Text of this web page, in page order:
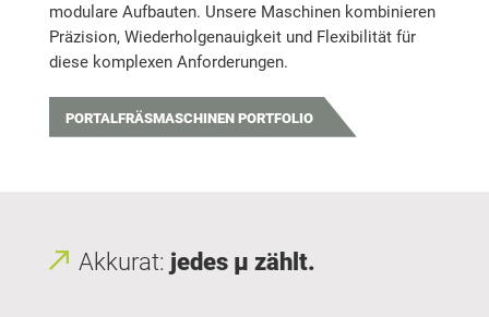
modulare Aufbauten. Unsere Maschinen kombinieren
Präzision, Wiederholgenauigkeit und Flexibilität für
diese komplexen Anforderungen.
PORTALFRÄSMASCHINEN PORTFOLIO
Akkurat: jedes μ zählt.